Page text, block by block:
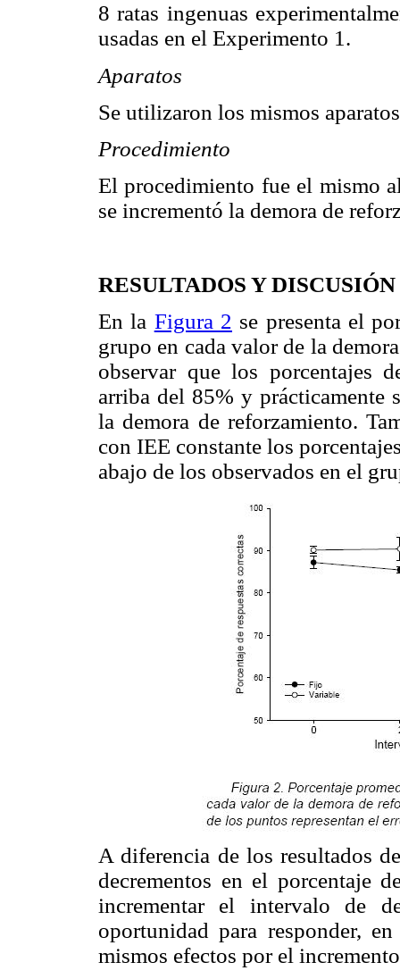
8 ratas ingenuas
usadas en el Experimento 1.
Aparatos
Se utilizaron los mismos
Procedimiento
El procedimiento fue el mismo
se incrementó la demora de
RESULTADOS Y DISCUSIÓN
En la Figura 2 se presenta el
grupo en cada valor de la
observar que los porcentajes
arriba del 85% y prácticamente
la demora de reforzamiento.
con IEE constante los
abajo de los observados en el
A diferencia de los resultados
decrementos en el porcentaje
incrementar el intervalo de
oportunidad para responder,
mismos efectos por el